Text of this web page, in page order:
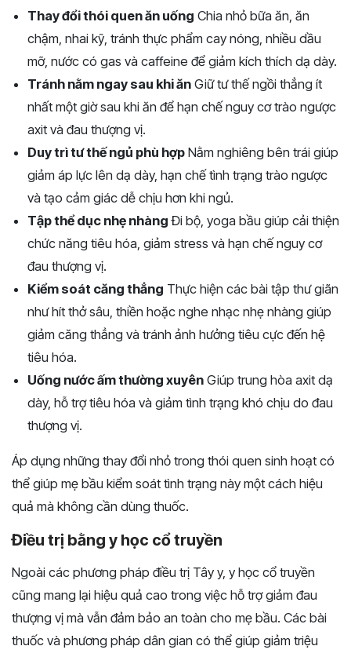
Thay đổi thói quen ăn uống Chia nhỏ bữa ăn, ăn
chậm, nhai kỹ, tránh thực phẩm cay nóng, nhiều dầu
mỡ, nước có gas và caffeine để giảm kích thích dạ dày.
Tránh nằm ngay sau khi ăn Giữ tư thế ngồi thẳng ít
nhất một giờ sau khi ăn để hạn chế nguy cơ trào ngược
axit và đau thượng vị.
Duy trì tư thế ngủ phù hợp Nằm nghiêng bên trái giúp
giảm áp lực lên dạ dày, hạn chế tình trạng trào ngược
và tạo cảm giác dễ chịu hơn khi ngủ.
Tập thể dục nhẹ nhàng Đi bộ, yoga bầu giúp cải thiện
chức năng tiêu hóa, giảm stress và hạn chế nguy cơ
đau thượng vị.
Kiểm soát căng thẳng Thực hiện các bài tập thư giãn
như hít thở sâu, thiền hoặc nghe nhạc nhẹ nhàng giúp
giảm căng thẳng và tránh ảnh hưởng tiêu cực đến hệ
tiêu hóa.
Uống nước ấm thường xuyên Giúp trung hòa axit dạ
dày, hỗ trợ tiêu hóa và giảm tình trạng khó chịu do đau
thượng vị.
Áp dụng những thay đổi nhỏ trong thói quen sinh hoạt có
thể giúp mẹ bầu kiểm soát tình trạng này một cách hiệu
quả mà không cần dùng thuốc.
Điều trị bằng y học cổ truyền
Ngoài các phương pháp điều trị Tây y, y học cổ truyền
cũng mang lại hiệu quả cao trong việc hỗ trợ giảm đau
thượng vị mà vẫn đảm bảo an toàn cho mẹ bầu. Các bài
thuốc và phương pháp dân gian có thể giúp giảm triệu